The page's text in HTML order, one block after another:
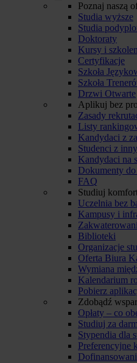
Poznaj naszą
Studia wyższe
Studia
Doktoraty
Kursy i
Certyfikacje
Szkoła
Szkoła
Drzwi Otwarte
Aplikuj bez
Zasady
Listy
Kandydaci z
Studenci z
Kandydaci na
Dokumenty
FAQ
Studiuj
Uczelnia bez
Kampusy i
Biblioteki
Organizacje
Oferta Biura
Wymiana
Kalendarium
Pobierz
Zdobądź
Opłaty – co
Studiuj za
Stypendia dla
Preferencyjne